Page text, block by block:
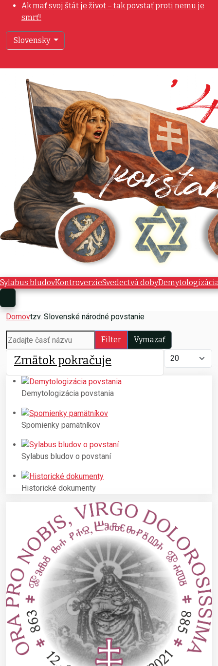
Ak mať svoj štát je život – tak povstať proti nemu je
smrť!
Vyberte váš jazyk
Slovensky
Sylabus bludovKontroverzieSvedectvá doby
Domovtzv. Slovenské národné povstanie
Zadajte časť názvu Filter
Vymazať
Zobrazené
Zmätok pokračuje
Demytologizácia povstania
Spomienky pamätníkov
Sylabus bludov o povstaní
Historické dokumenty